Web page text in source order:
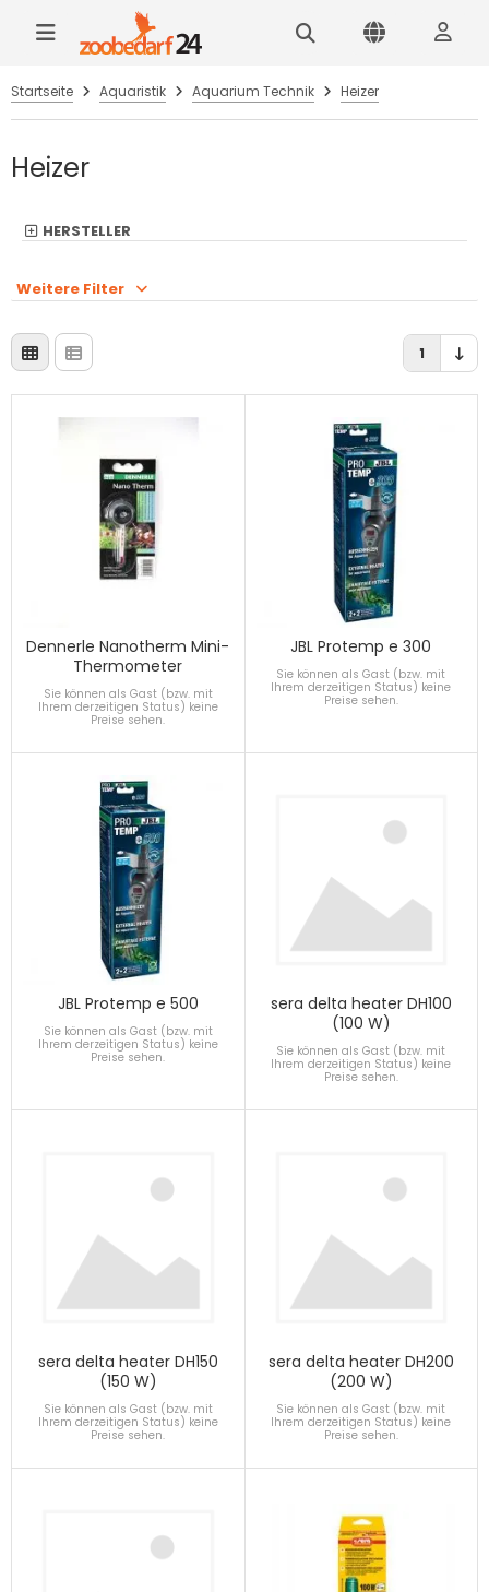
Startseite Aquaristik Aquarium Technik Heizer
Heizer
HERSTELLER
Weitere Filter
1
Dennerle Nanotherm Mini-
Thermometer
Sie können als Gast (bzw. mit
Ihrem derzeitigen Status) keine
Preise sehen.
JBL Protemp e 300
Sie können als Gast (bzw. mit
Ihrem derzeitigen Status) keine
Preise sehen.
JBL Protemp e 500
Sie können als Gast (bzw. mit
Ihrem derzeitigen Status) keine
Preise sehen.
sera delta heater DH100
(100 W)
Sie können als Gast (bzw. mit
Ihrem derzeitigen Status) keine
Preise sehen.
sera delta heater DH150
(150 W)
Sie können als Gast (bzw. mit
Ihrem derzeitigen Status) keine
Preise sehen.
sera delta heater DH200
(200 W)
Sie können als Gast (bzw. mit
Ihrem derzeitigen Status) keine
Preise sehen.